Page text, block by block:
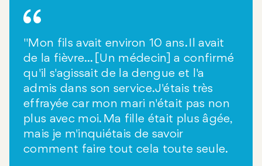
"Mon fils avait environ 10 ans. Il avait
de la fièvre... [Un médecin] a confirmé
qu'il s'agissait de la dengue et l'a
admis dans son service. J'étais très
effrayée car mon mari n'était pas non
plus avec moi. Ma fille était plus âgée,
mais je m'inquiétais de savoir
comment faire tout cela toute seule.